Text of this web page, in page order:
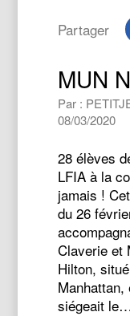
Partager
MUN
Par :
08/03/2020
28 élèves
LFIA à la
jamais !
du 26
Claverie et
Hilton,
siégeait le…